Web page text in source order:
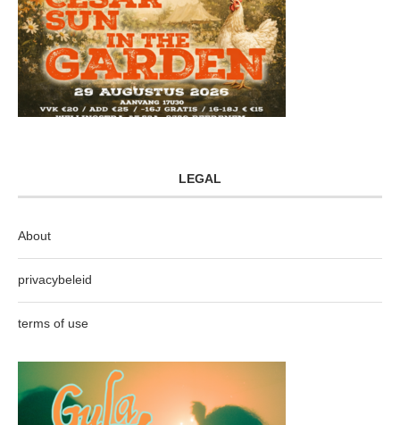
LEGAL
About
privacybeleid
terms of use